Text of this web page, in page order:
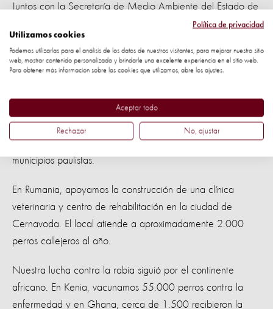
Juntos con la Secretaría de Medio Ambiente del Estado de
São Paulo, entrenamos a 500 representantes del gobierno
en manejo de poblaciones de perros y gatos y tenencia
responsable. Al menos ocho ciudades ya iniciaron alguna
actividad relacionada al tema como, por ejemplo, censo
organización de campañas de esterilización. Además,
distribuimos materiales educativos sobre prevención
mordeduras de perros en 40 secretarías de educación de
municipios paulistas.
En Rumania, apoyamos la construcción de una clínica
veterinaria y centro de rehabilitación en la ciudad de
Cernavoda. El local atiende a aproximadamente 2.000
perros callejeros al año.
Nuestra lucha contra la rabia siguió por el continente
africano. En Kenia, vacunamos 55.000 perros contra la
enfermedad y en Ghana, cerca de 1.500 recibieron la
Política de privacidad
Utilizamos cookies
Podemos utilizarlas para el análisis de los datos de nuestros visitantes, para mejorar nuestro sitio
web, mostrar contenido personalizado y brindarle una excelente experiencia en el sitio web.
Para obtener más información sobre las cookies que utilizamos, abre los ajustes.
Aceptar todo
Rechazar No, ajustar